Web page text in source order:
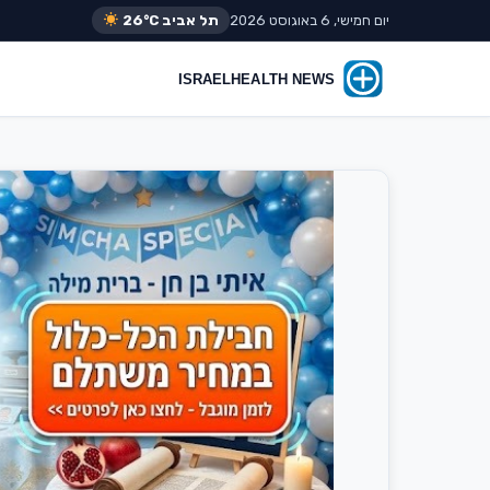
יום חמישי, 6 באוגוסט 2026 תל אביב 26°C